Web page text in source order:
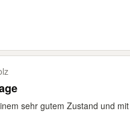
sehr gutem Zustand und